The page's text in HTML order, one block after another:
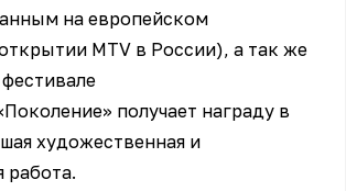
на европейском
МTV в России), а так же
получает награду в
художественная и
работа.